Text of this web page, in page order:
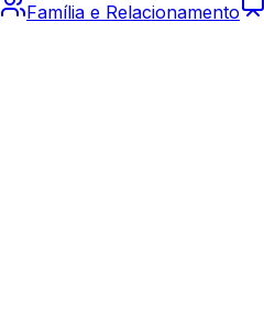
Família e Relacionamento